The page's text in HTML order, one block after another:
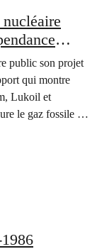
public son projet
qui montre
Lukoil et
le gaz fossile et